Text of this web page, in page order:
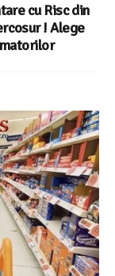
cu Risc din
! Alege